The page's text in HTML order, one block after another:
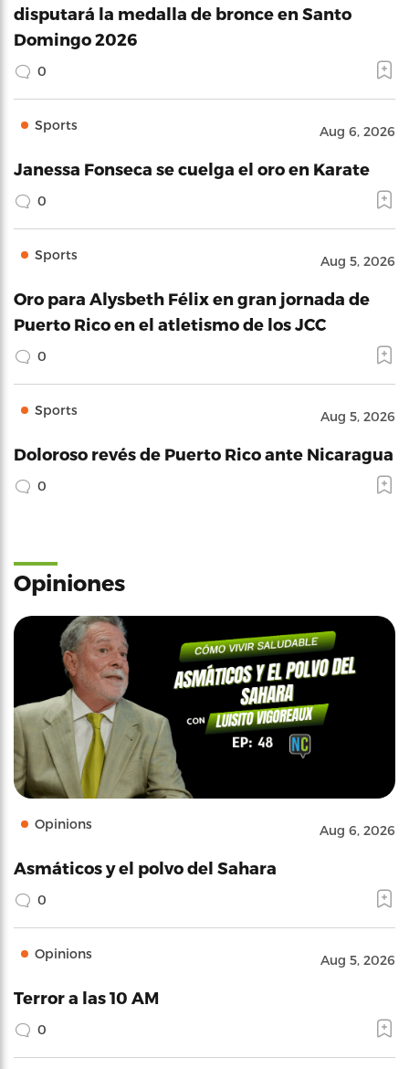
disputará la medalla de bronce en Santo
Domingo 2026
0
Sports Aug 6, 2026
Janessa Fonseca se cuelga el oro en Karate
0
Sports Aug 5, 2026
Oro para Alysbeth Félix en gran jornada de
Puerto Rico en el atletismo de los JCC
0
Sports Aug 5, 2026
Doloroso revés de Puerto Rico ante Nicaragua
0
Opiniones
Opinions Aug 6, 2026
Asmáticos y el polvo del Sahara
0
Opinions Aug 5, 2026
Terror a las 10 AM
0